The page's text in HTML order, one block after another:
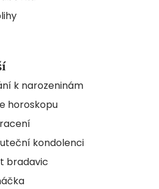
k narozeninám
horoskopu
kondolenci
bradavic